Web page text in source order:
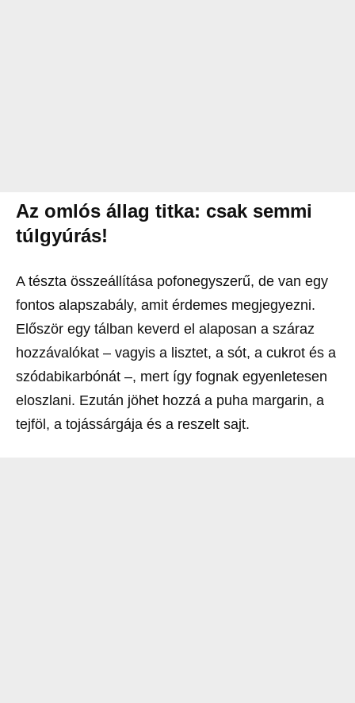
Az omlós állag titka: csak semmi
túlgyúrás!
A tészta összeállítása pofonegyszerű, de van egy
fontos alapszabály, amit érdemes megjegyezni.
Először egy tálban keverd el alaposan a száraz
hozzávalókat – vagyis a lisztet, a sót, a cukrot és a
szódabikarbónát –, mert így fognak egyenletesen
eloszlani. Ezután jöhet hozzá a puha margarin, a
tejföl, a tojássárgája és a reszelt sajt.